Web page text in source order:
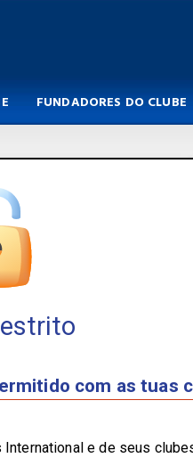
FUNDADORES DO CLUBE
com as tuas
e de seus